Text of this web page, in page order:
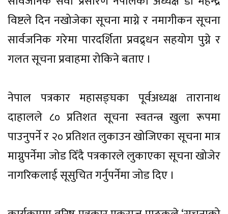
विष्टले दिन नखोजेका सूचना माग्ने र नमागीकन सूचना
सार्वजनिक गरेमा पारदर्शिता प्रवद्र्धन सहयोग पुग्ने र
गलत सूचना प्रवाहमा रोकिने बताए ।
नेपाल पत्रकार महासङ्घका पूर्वअध्यक्ष तारानाथ
दाहालले ८० प्रतिशत सूचना स्वतन्त्र खुला रूपमा
पाउनुपर्ने र २० प्रतिशत लुकाउन खोजिएका सूचना मात्र
माग्नुपर्नेमा जोड दिँदै पत्रकारले लुकाएका सूचना खोजेर
नागरिकलाई सूसुचित गर्नुपर्नेमा जोड दिए ।